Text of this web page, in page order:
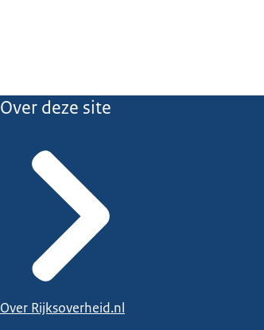
Over deze site
Over Rijksoverheid.nl